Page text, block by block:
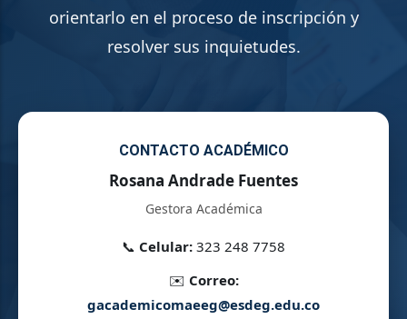
orientarlo en el proceso de inscripción y
resolver sus inquietudes.
CONTACTO ACADÉMICO
Rosana Andrade Fuentes
Gestora Académica
📞 Celular: 323 248 7758
✉️ Correo:
gacademicomaeeg@esdeg.edu.co